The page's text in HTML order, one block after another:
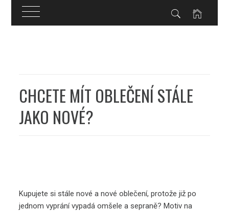
CHCETE MÍT OBLEČENÍ STÁLE
JAKO NOVÉ?
Kupujete si stále nové a nové oblečení, protože již po
jednom vyprání vypadá omšele a sepraně? Motiv na